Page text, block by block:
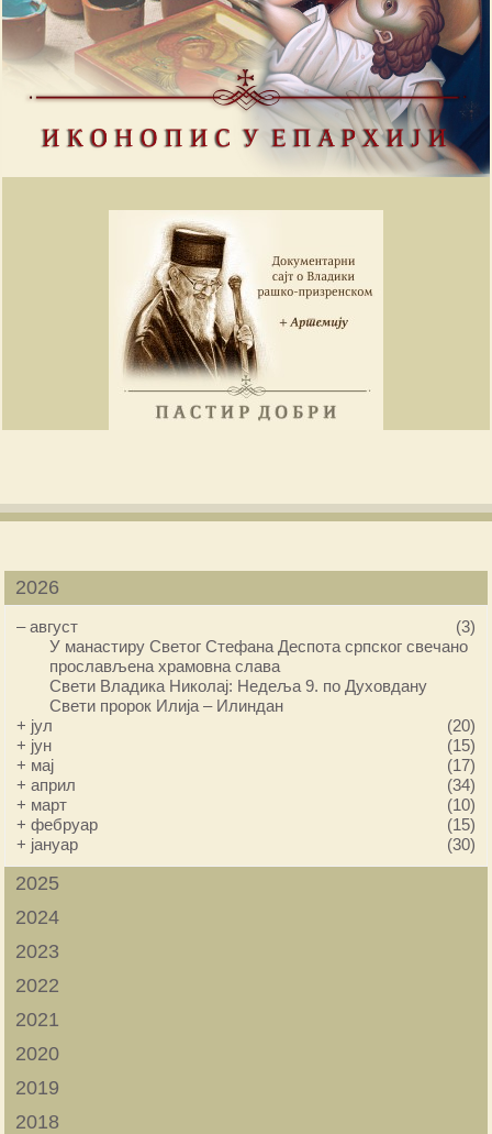
2026
–август
(3)
У манастиру Светог Стефана Деспота српског свечано
прослављена храмовна слава
Свети Владика Николај: Недеља 9. по Духовдану
Свети пророк Илија – Илиндан
+ јул
(20)
+ јун
(15)
+ мај
(17)
+април
(34)
+ март
(10)
+фебруар
(15)
+ јануар (30)
2025
2024
2023
2022
2021
2020
2019
2018